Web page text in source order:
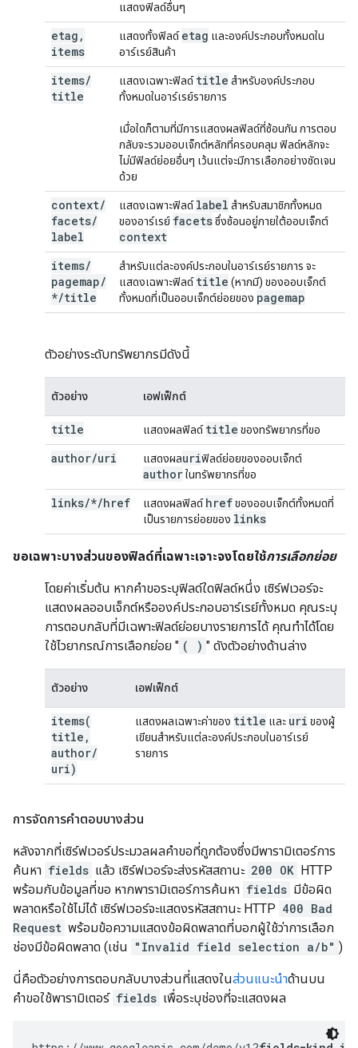
แสดงฟิลด์อื่นๆ
etag ,
items
แสดงทั้งฟิลด์etag และองค์ประกอบทั้งหมดใน
อาร์เรย์สินค้า
items/
title
แสดงเฉพาะฟิลด์title สำหรับองค์ประกอบ
ทั้งหมดในอาร์เรย์รายการ
เมื่อใดก็ตามที่มีการแสดงผลฟิลด์ที่ซ้อนกัน การตอบ
กลับจะรวมออบเจ็กต์หลักที่ครอบคลุม ฟิลด์หลักจะ
ไม่มีฟิลด์ย่อยอื่นๆ เว้นแต่จะมีการเลือกอย่างชัดเจน
ด้วย
context/
facets/
label
แสดงเฉพาะฟิลด์label สำหรับสมาชิกทั้งหมด
ของอาร์เรย์ facetsซึ่งซ้อนอยู่ภายใต้ออบเจ็กต์
context
items/
pagemap/
*/title
สำหรับแต่ละองค์ประกอบในอาร์เรย์รายการ จะ
แสดงเฉพาะฟิลด์title (หากมี) ของออบเจ็กต์
ทั้งหมดที่เป็นออบเจ็กต์ย่อยของ pagemap
ตัวอย่างระดับทรัพยากรมีดังนี้
ตัวอย่าง เอฟเฟ็กต์
title แสดงผลฟิลด์title ของทรัพยากรที่ขอ
author/uri แสดงผลuriฟิลด์ย่อยของออบเจ็กต์
authorในทรัพยากรที่ขอ
links/*/href แสดงผลฟิลด์hrefของออบเจ็กต์ทั้งหมดที่
เป็นรายการย่อยของ links
ขอเฉพาะบางส่วนของฟิลด์ที่เฉพาะเจาะจงโดยใช้การเลือกย่อย
โดยค่าเริ่มต้น หากคำขอระบุฟิลด์ใดฟิลด์หนึ่ง เซิร์ฟเวอร์จะ
แสดงผลออบเจ็กต์หรือองค์ประกอบอาร์เรย์ทั้งหมด คุณระบุ
การตอบกลับที่มีเฉพาะฟิลด์ย่อยบางรายการได้ คุณทำได้โดย
ใช้ไวยากรณ์การเลือกย่อย " ( ) " ดังตัวอย่างด้านล่าง
ตัวอย่าง เอฟเฟ็กต์
items(
title ,
author/
uri)
แสดงผลเฉพาะค่าของ title และ uri ของผู้
เขียนสำหรับแต่ละองค์ประกอบในอาร์เรย์
รายการ
การจัดการคำตอบบางส่วน
หลังจากที่เซิร์ฟเวอร์ประมวลผลคำขอที่ถูกต้องซึ่งมีพารามิเตอร์การ
ค้นหา fields แล้ว เซิร์ฟเวอร์จะส่งรหัสสถานะ 200 OK HTTP
พร้อมกับข้อมูลที่ขอ หากพารามิเตอร์การค้นหา fields มีข้อผิด
พลาดหรือใช้ไม่ได้ เซิร์ฟเวอร์จะแสดงรหัสสถานะ HTTP 400 Bad
Request พร้อมข้อความแสดงข้อผิดพลาดที่บอกผู้ใช้ว่าการเลือก
ช่องมีข้อผิดพลาด (เช่น "Invalid field selection a/b" )
นี่คือตัวอย่างการตอบกลับบางส่วนที่แสดงในส่วนแนะนำด้านบน
คำขอใช้พารามิเตอร์ fields เพื่อระบุช่องที่จะแสดงผล